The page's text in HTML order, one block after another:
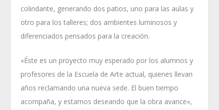
colindante, generando dos patios, uno para las aulas y
otro para los talleres; dos ambientes luminosos y
diferenciados pensados para la creación.
«Éste es un proyecto muy esperado por los alumnos y
profesores de la Escuela de Arte actual, quienes llevan
años reclamando una nueva sede. El buen tiempo
acompaña, y estamos deseando que la obra avance»,